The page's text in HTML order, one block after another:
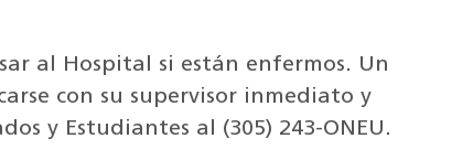
al Hospital si están enfermos. Un
con su supervisor inmediato y
y Estudiantes al (305) 243-ONEU.